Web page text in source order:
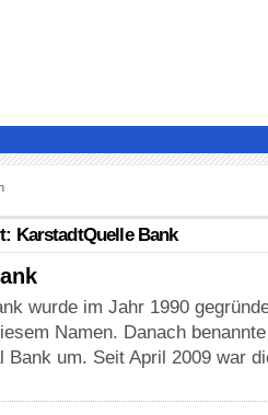
KarstadtQuelle Bank
wurde im Jahr 1990
Namen. Danach
Bank um. Seit April 2009 war